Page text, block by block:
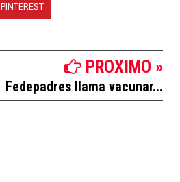
PINTEREST
PROXIMO »
Fedepadres llama vacunar...